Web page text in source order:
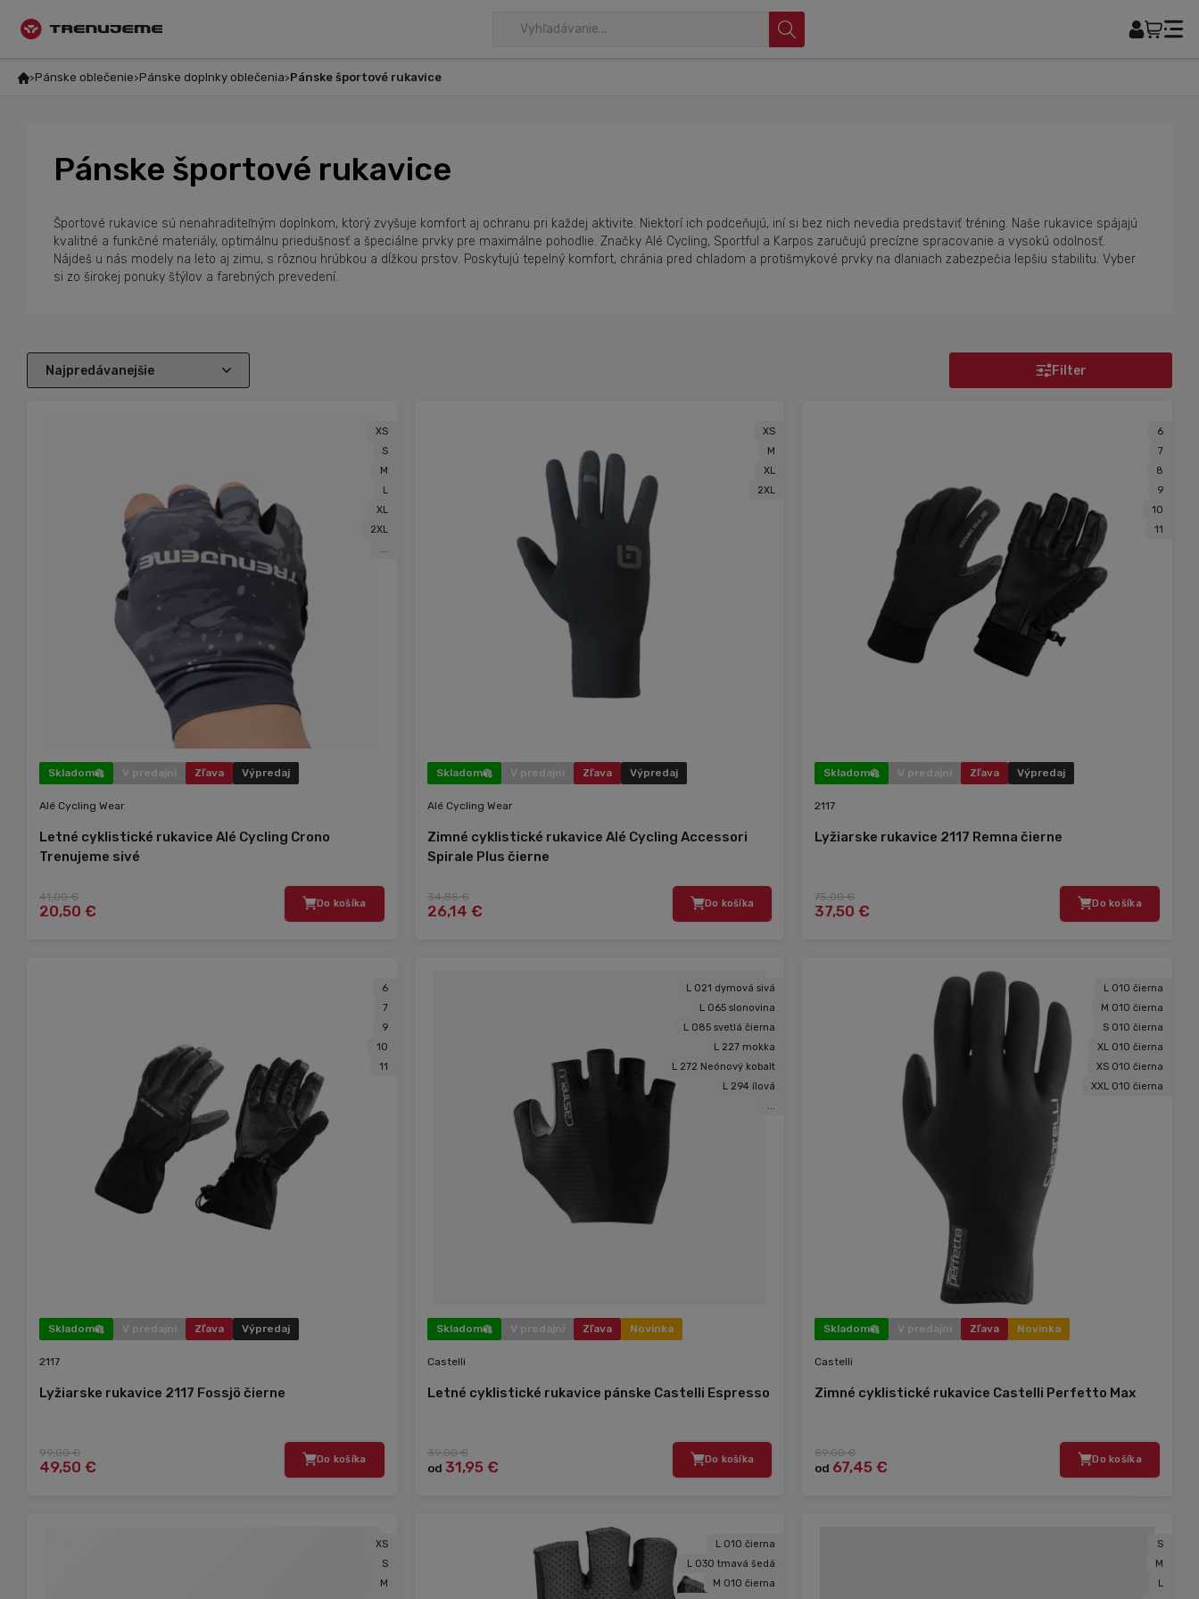
Pánske oblečenie Pánske doplnky oblečenia Pánske športové rukavice
Pánske športové rukavice
Športové rukavice sú nenahraditeľným doplnkom, ktorý zvyšuje komfort aj ochranu pri každej aktivite. Niektorí ich podceňujú, iní si bez nich nevedia predstaviť tréning. Naše rukavice spájajú
kvalitné a funkčné materiály, optimálnu priedušnosť a špeciálne prvky pre maximálne pohodlie. Značky Alé Cycling, Sportful a Karpos zaručujú precízne spracovanie a vysokú odolnosť.
Nájdeš u nás modely na leto aj zimu, s rôznou hrúbkou a dĺžkou prstov. Poskytujú tepelný komfort, chránia pred chladom a protišmykové prvky na dlaniach zabezpečia lepšiu stabilitu. Vyber
si zo širokej ponuky štýlov a farebných prevedení.
Filter
XS
S
M
L
XL
2XL
...
Skladom V predajni Zľava Výpredaj
Alé Cycling Wear
Letné cyklistické rukavice Alé Cycling Crono
Trenujeme sivé
41,00 €
20,50 € Do košíka
XS
M
XL
2XL
Skladom V predajni Zľava Výpredaj
Alé Cycling Wear
Zimné cyklistické rukavice Alé Cycling Accessori
Spirale Plus čierne
34,85 €
26,14 € Do košíka
6
7
8
9
10
11
Skladom V predajni Zľava Výpredaj
2117
Lyžiarske rukavice 2117 Remna čierne
75,00 €
37,50 € Do košíka
6
7
9
10
11
Skladom V predajni Zľava Výpredaj
2117
Lyžiarske rukavice 2117 Fossjö čierne
99,00 €
49,50 € Do košíka
L 021 dymová sivá
L 065 slonovina
L 085 svetlá čierna
L 227 mokka
L 272 Neónový kobalt
L 294 ílová
...
Skladom V predajni Zľava Novinka
Castelli
Letné cyklistické rukavice pánske Castelli Espresso
39,00 €
od 31,95 € Do košíka
L 010 čierna
M 010 čierna
S 010 čierna
XL 010 čierna
XS 010 čierna
XXL 010 čierna
Skladom V predajni Zľava Novinka
Castelli
Zimné cyklistické rukavice Castelli Perfetto Max
89,00 €
od 67,45 € Do košíka
XS
S
M
L 010 čierna
L 030 tmavá šedá
M 010 čierna
S
M
L